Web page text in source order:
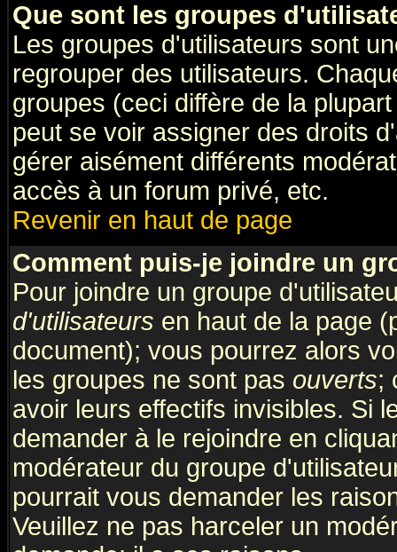
Que sont les groupes
Les groupes d'utilisateurs sont
regrouper des utilisateurs.
groupes (ceci diffère de la
peut se voir assigner des droits
gérer aisément différents
accès à un forum privé, etc.
Revenir en haut de page
Comment puis-je joindre un
Pour joindre un groupe
d'utilisateurs en haut de la page
document); vous pourrez alors
les groupes ne sont pas ouverts;
avoir leurs effectifs invisibles. Si
demander à le rejoindre en
modérateur du groupe
pourrait vous demander les
Veuillez ne pas harceler un